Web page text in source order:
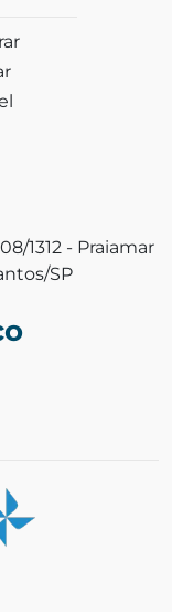
1312 - Praiamar
SP